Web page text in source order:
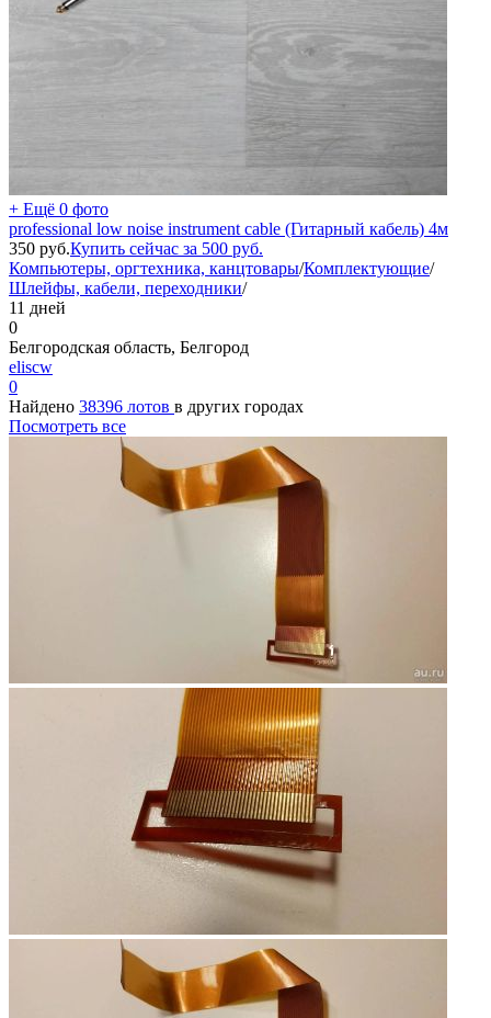
+ Ещё 0 фото
professional low noise instrument cable (Гитарный кабель) 4м
350 руб.Купить сейчас за 500 руб.
Компьютеры, оргтехника, канцтовары/Комплектующие/
Шлейфы, кабели, переходники/
11 дней
0
Белгородская область, Белгород
eliscw
0
Найдено 38396 лотов в других городах
Посмотреть все